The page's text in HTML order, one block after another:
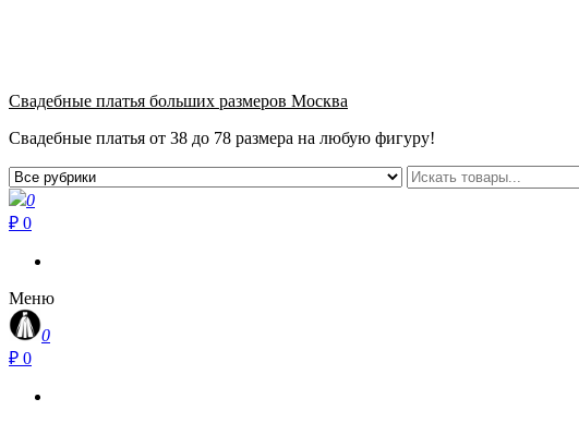
Свадебные платья больших размеров Москва
Свадебные платья от 38 до 78 размера на любую фигуру!
0
₽ 0
Меню
0
₽ 0